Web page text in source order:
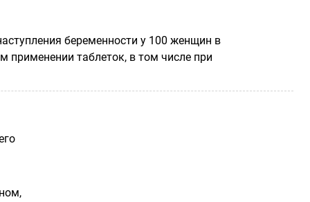
беременности у 100 женщин в
применении таблеток, в том числе при